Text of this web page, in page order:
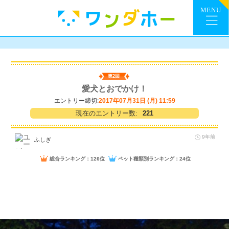
第2回
愛犬とおでかけ！
エントリー締切:2017年07月31日 (月) 11:59
現在のエントリー数: 221
ふしぎ 9年前
総合ランキング：126位 ペット種類別ランキング：24位